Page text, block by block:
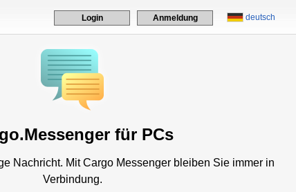
deutsch
Login Anmeldung
für PCs
Nachricht. Mit Cargo Messenger bleiben Sie immer in
Verbindung.